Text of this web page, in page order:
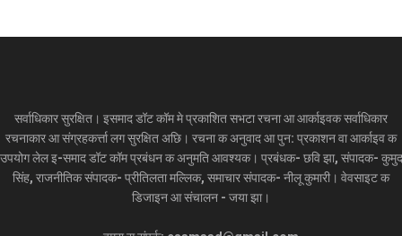
सर्वाधिकार सुरक्षित। इसमाद डॉट कॉम मे प्रकाशित सभटा रचना आ आर्काइवक सर्वाधिकार
रचनाकार आ संग्रहकर्त्ता लग सुरक्षित अछि। रचना क अनुवाद आ पुन: प्रकाशन वा आर्काइव क
उपयोग लेल इ-समाद डॉट कॉम प्रबंधन क अनुमति आवश्यक। प्रबंधक- छवि झा, संपादक- कुमुद
सिंह, राजनीतिक संपादक- प्रीतिलता मल्लिक, समाचार संपादक- नीलू कुमारी। वेवसाइट क
डिजाइन आ संचालन - जया झा।